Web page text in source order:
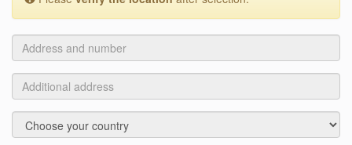
Address
and
number
Additional
address
Country